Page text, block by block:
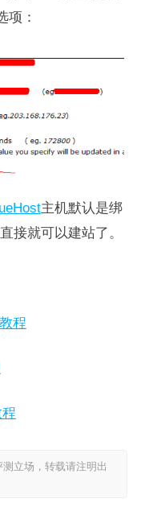
项：
主机默认是绑
接就可以建站了。
程
立场，转载请注明出